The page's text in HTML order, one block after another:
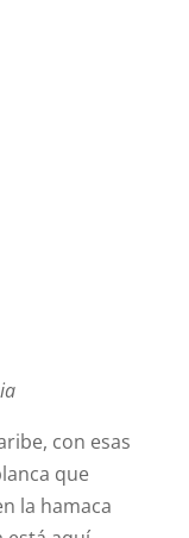
con esas
que
la hamaca